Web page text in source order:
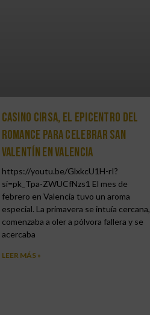
Casino CIRSA, el epicentro del
romance para celebrar San
Valentín en Valencia
https://youtu.be/GlxkcU1H-rI?
si=pk_Tpa-ZWUCfNzs1 El mes de
febrero en Valencia tuvo un aroma
especial. La primavera se intuía cercana,
comenzaba a oler a pólvora fallera y se
acercaba
LEER MÁS »